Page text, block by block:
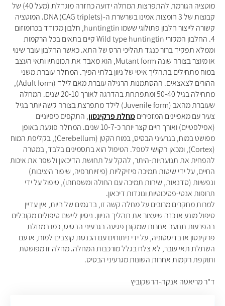
מוטציה הגורמת להתפרצות המחלה ידועה כחזרה מוגדלת (מעל 40) של
קבוצות של 3 חומצות אמינו בשרשרת ה-DNA (CAG triplets). המוטציה
קשורה לייצור חלבון פתולוגי ששמו huntingtin, חלבון מקודד בכרומוזום
4. החלבון המקורי Wild type huntingtin קיים בתאים בכל הרקמות
וממלא תפקיד ברור כנגד תהליכי הרס של התא. כאשר החלבון עובר שינוי
או מיוצר בצורה שונה Mutant form, הוא מאבד את תכונותיו ותאי העצב
במוח מתחילים בתהליך איטי של ניוון בלתי הפיך. המחלה עוברת משני
ההורים לצאצאים. ההסתמנות הרגילה עוברת מאם לילד (Adult form),
מתחילה בגיל 50-40 ומתפתחת בהדרגה לאורך 20-10 שנים. המחלה
שעוברת מהאב (Juvenile form) לילד מתפרצת בצורה קשה יותר בגיל
צעיר עם מאפיינים המזכיריםמחלת פרקינסון, התקפים כיפיוניים
(אפילפטיים) ואורך חיים קצר יותר כ-10-7 שנים. המחלה פוגעת באופן
מפושט במוח, בגרעיני הבסיס, במוח הקטן (Cerebellum), בקליפת המוח
(Cortex), ומכאן הקושי לטפל. הטיפול הוא בתסמינים בלבד, במטרה
להפחית את תנועתיות-היתר, להקל על תחושת הדיכאון ולשפר את איכות
החיים, על ידי שיטות תמיכה פיזיקליות (פיזיותרפיה, שיפור היציבות)
ונפשיות (סדנאות, שיחות תמיכה עם החולה ומשפחתו), טיפול על ידי
תרופות אנטי-פסיכוטיות ונוגדות דיכאון.
למרות מחקרים מרובים על מחלה קשה זו, בדגמים של חיות, אין עדיין
טיפול מונע או כזה שיעצור את תהליך הניוון. ניסיון ליישם טיפולים מקובלים
בהפרעות תנועה אחרות שמקורן פגיעה בגרעיני הבסיס, כמו במחלת
פרקינסון או בדיסטוניה, על ידי ניתוחים עם הכנסת קוצבים למוח, או עם
השתלת תאי עובר, לא צלח בגלל מורכבות המחלה. מחלה זו מפושטת
ותוקפת רקמות אחרות השונות מגרעיני הבסיס.
ד"ר מריאטה אנקה-הרשקוביץ